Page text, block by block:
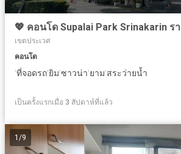
💖 คอนโด Supalai Park Srinakarin ร
เขตประเวศ
คอนโด
·ที่จอดรถ·ยิม·ซาวน่า·ยาม·สระว่ายน้ำ
เป็นครั้งแรกเมื่อ 3 สัปดาห์ที่แล้ว
1 /9